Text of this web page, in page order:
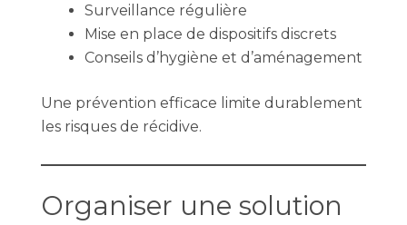
Surveillance régulière
Mise en place de dispositifs discrets
Conseils d’hygiène et d’aménagement
Une prévention efficace limite durablement
les risques de récidive.
Organiser une solution